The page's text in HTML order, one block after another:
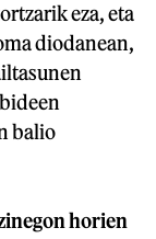
eza, eta
diodanean,
balio
horien